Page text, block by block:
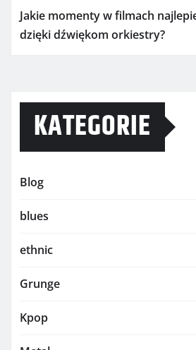
Jakie momenty w filmach
dzięki dźwiękom orkiestry?
KATEGORIE
Blog
blues
ethnic
Grunge
Kpop